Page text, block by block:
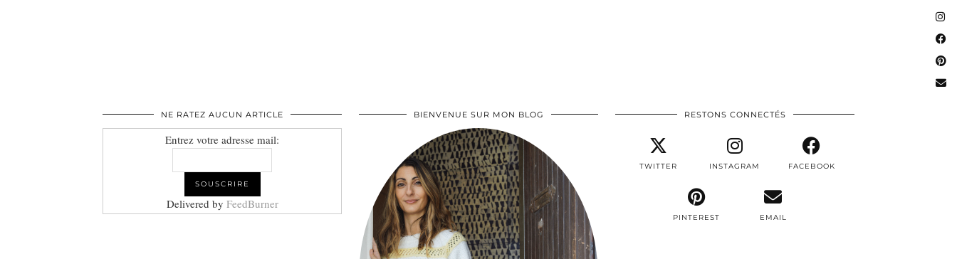
NE RATEZ AUCUN ARTICLE
Entrez votre adresse mail:
Delivered by FeedBurner
BIENVENUE SUR MON BLOG RESTONS CONNECTÉS
TWITTER INSTAGRAM FACEBOOK
PINTEREST EMAIL